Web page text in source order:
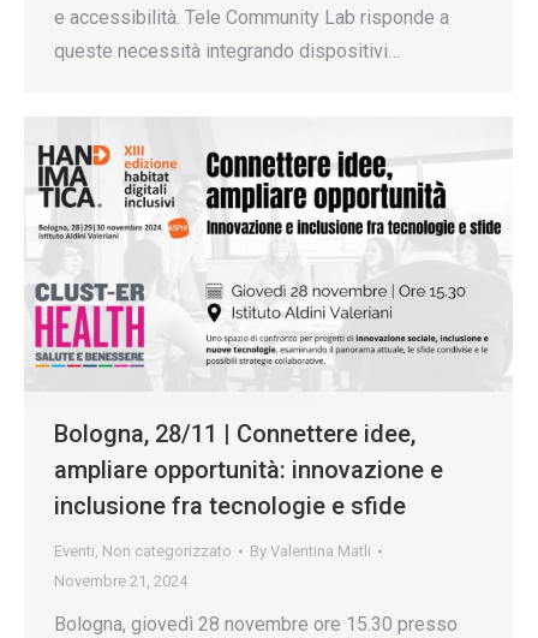
e accessibilità. Tele Community Lab risponde a
queste necessità integrando dispositivi…
Bologna, 28/11 | Connettere idee,
ampliare opportunità: innovazione e
inclusione fra tecnologie e sfide
Eventi, Non categorizzato By Valentina Matli
Novembre 21, 2024
Bologna, giovedì 28 novembre ore 15.30 presso